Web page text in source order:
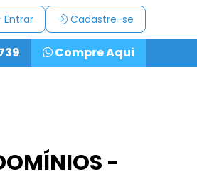
Entrar Cadastre-se
Compre Aqui
-